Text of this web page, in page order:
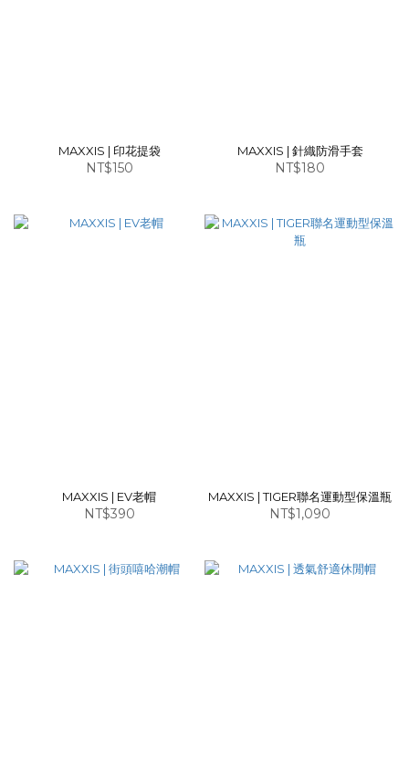
MAXXIS | 印花提袋
NT$150
MAXXIS | 針織防滑手套
NT$180
MAXXIS | EV老帽
NT$390
MAXXIS | TIGER聯名運動型保溫瓶
NT$1,090